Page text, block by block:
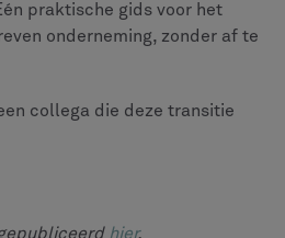
praktische gids voor het
onderneming, zonder af te
collega die deze transitie
hier.